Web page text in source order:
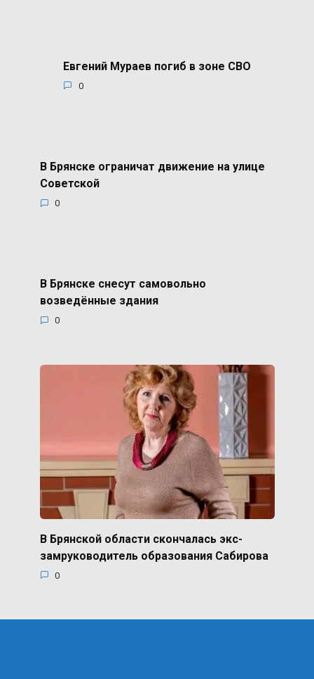
Евгений Мураев погиб в зоне СВО
0
В Брянске ограничат движение на улице
Советской
0
В Брянске снесут самовольно
возведённые здания
0
В Брянской области скончалась экс-
замруководитель образования Сабирова
0